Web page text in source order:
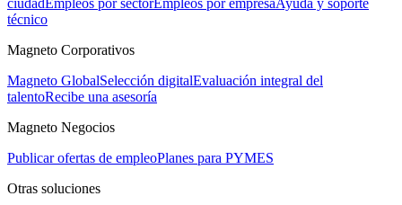
técnico
Magneto Corporativos
Magneto GlobalSelección digitalEvaluación integral del
talentoRecibe una asesoría
Magneto Negocios
Publicar ofertas de empleoPlanes para PYMES
Otras soluciones